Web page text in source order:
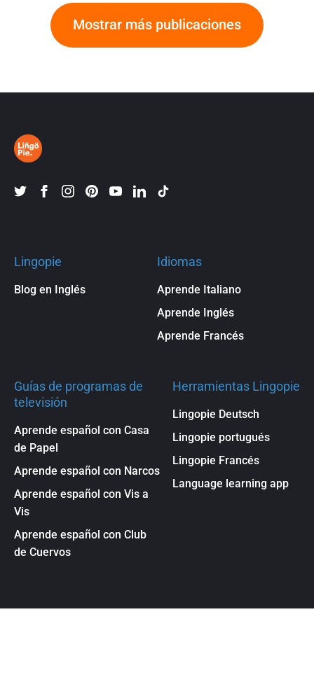
Mostrar más publicaciones
Lingopie
Blog en Inglés
Idiomas
Aprende Italiano
Aprende Inglés
Aprende Francés
Guías de programas de
televisión
Aprende español con Casa
de Papel
Aprende español con Narcos
Aprende español con Vis a
Vis
Aprende español con Club
de Cuervos
Herramientas Lingopie
Lingopie Deutsch
Lingopie portugués
Lingopie Francés
Language learning app